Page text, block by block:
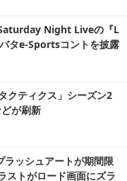
Night Liveの『L
タe-Sportsコントを披露
クティクス」シーズン2
が刷新
ラッシュアートが期間限
ストがロード画面にズラ